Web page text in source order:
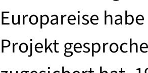
Europareise
Projekt